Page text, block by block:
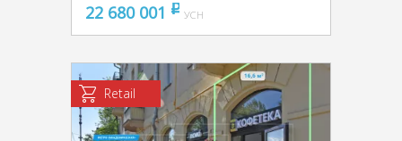
22 680 001 pуб
УСН
Retail